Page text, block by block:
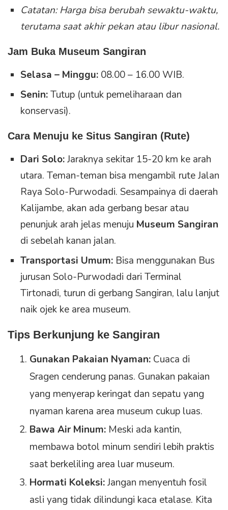
Catatan: Harga bisa berubah sewaktu-waktu,
terutama saat akhir pekan atau libur nasional.
Jam Buka Museum Sangiran
Selasa – Minggu: 08.00 – 16.00 WIB.
Senin:Tutup (untuk pemeliharaan dan
konservasi).
Cara Menuju ke Situs Sangiran (Rute)
Dari Solo:Jaraknya sekitar 15-20 km ke arah
utara. Teman-teman bisa mengambil rute Jalan
Raya Solo-Purwodadi. Sesampainya di daerah
Kalijambe, akan ada gerbang besar atau
penunjuk arah jelas menuju Museum Sangiran
di sebelah kanan jalan.
Transportasi Umum: Bisa menggunakan Bus
jurusan Solo-Purwodadi dari Terminal
Tirtonadi, turun di gerbang Sangiran, lalu lanjut
naik ojek ke area museum.
Tips Berkunjung ke Sangiran
Gunakan Pakaian Nyaman: Cuaca di
Sragen cenderung panas. Gunakan pakaian
yang menyerap keringat dan sepatu yang
nyaman karena area museum cukup luas.
Bawa Air Minum: Meski ada kantin,
membawa botol minum sendiri lebih praktis
saat berkeliling area luar museum.
Hormati Koleksi:Jangan menyentuh fosil
asli yang tidak dilindungi kaca etalase. Kita